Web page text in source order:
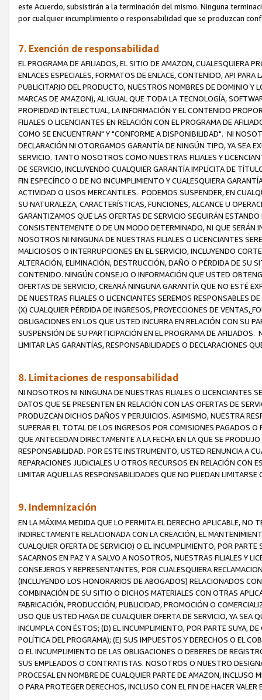
este Acuerdo, subsistirán a la terminación del mismo. Ninguna
por cualquier incumplimiento o responsabilidad que se produzcan
7. Exención de responsabilidad
EL PROGRAMA DE AFILIADOS, EL SITIO DE AMAZON, CUALESQUIERA
ENLACES ESPECIALES, FORMATOS DE ENLACE, CONTENIDO, API
PUBLICITARIO DEL PRODUCTO, NUESTROS NOMBRES DE DOMINIO Y
MARCAS DE AMAZON), AL IGUAL QUE TODA LA TECNOLOGÍA,
PROPIEDAD INTELECTUAL, LA INFORMACIÓN Y EL CONTENIDO
FILIALES O LICENCIANTES EN RELACIÓN CON EL PROGRAMA DE
COMO SE ENCUENTRAN" Y "CONFORME A DISPONIBILIDAD". NI
DECLARACIÓN NI OTORGAMOS GARANTÍA DE NINGÚN TIPO, YA SEA
SERVICIO. TANTO NOSOTROS COMO NUESTRAS FILIALES Y
DE SERVICIO, INCLUYENDO CUALQUIER GARANTÍA IMPLÍCITA DE
FIN ESPECÍFICO O DE NO INCUMPLIMIENTO Y CUALESQUIERA
ACTIVIDAD O USOS MERCANTILES. PODEMOS SUSPENDER, EN
SU NATURALEZA, CARACTERÍSTICAS, FUNCIONES, ALCANCE U
GARANTIZAMOS QUE LAS OFERTAS DE SERVICIO SEGUIRÁN
CONSISTENTEMENTE O DE UN MODO DETERMINADO, NI QUE SERÁN
NOSOTROS NI NINGUNA DE NUESTRAS FILIALES O LICENCIANTES
MALICIOSOS O INTERRUPCIONES EN EL SERVICIO, INCLUYENDO
ALTERACIÓN, ELIMINACIÓN, DESTRUCCIÓN, DAÑO O PÉRDIDA DE SU
CONTENIDO. NINGÚN CONSEJO O INFORMACIÓN QUE USTED
OFERTAS DE SERVICIO, CREARÁ NINGUNA GARANTÍA QUE NO ESTÉ
DE NUESTRAS FILIALES O LICENCIANTES SEREMOS RESPONSABLES
(X) CUALQUIER PÉRDIDA DE INGRESOS, PROYECCIONES DE VENTAS,
OBLIGACIONES EN LOS QUE USTED INCURRA EN RELACIÓN CON SU
SUSPENSIÓN DE SU PARTICIPACIÓN EN EL PROGRAMA DE
LIMITAR LAS GARANTÍAS, RESPONSABILIDADES O DECLARACIONES
8. Limitaciones de responsabilidad
NI NOSOTROS NI NINGUNA DE NUESTRAS FILIALES O LICENCIANTES
DATOS QUE SE PRESENTEN EN RELACIÓN CON LAS OFERTAS DE
PRODUZCAN DICHOS DAÑOS Y PERJUICIOS. ASIMISMO, NUESTRA
SUPERAR EL TOTAL DE LOS INGRESOS POR COMISIONES PAGADOS
QUE ANTECEDAN DIRECTAMENTE A LA FECHA EN LA QUE SE
RESPONSABILIDAD. POR ESTE INSTRUMENTO, USTED RENUNCIA A
REPARACIONES JUDICIALES U OTROS RECURSOS EN RELACIÓN CON
LIMITAR AQUELLAS RESPONSABILIDADES QUE NO PUEDAN LIMITARSE
9. Indemnización
EN LA MÁXIMA MEDIDA QUE LO PERMITA EL DERECHO APLICABLE,
INDIRECTAMENTE RELACIONADA CON LA CREACIÓN, EL
CUALQUIER OFERTA DE SERVICIO) O EL INCUMPLIMIENTO, POR
SACARNOS EN PAZ Y A SALVO A NOSOTROS, NUESTRAS FILIALES Y
CONSEJEROS Y REPRESENTANTES, POR CUALESQUIERA
(INCLUYENDO LOS HONORARIOS DE ABOGADOS) RELACIONADOS
COMBINACIÓN DE SU SITIO O DICHOS MATERIALES CON OTRAS
FABRICACIÓN, PRODUCCIÓN, PUBLICIDAD, PROMOCIÓN O
USO QUE USTED HAGA DE CUALQUIER OFERTA DE SERVICIO, YA SEA
INCUMPLA CON ÉSTOS; (D) EL INCUMPLIMIENTO, POR PARTE SUYA,
POLÍTICA DEL PROGRAMA); (E) SUS IMPUESTOS Y DERECHOS O EL
O EL INCUMPLIMIENTO DE LAS OBLIGACIONES O DEBERES DE
SUS EMPLEADOS O CONTRATISTAS. NOSOTROS O NUESTRO
PROCESAL EN NOMBRE DE CUALQUIER PARTE DE AMAZON, INCLUSO
O PARA PROTEGER DERECHOS, INCLUSO CON EL FIN DE HACER VALER